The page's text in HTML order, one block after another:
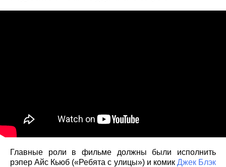
Главные роли в фильме должны были исполнить
рэпер Айс Кьюб («Ребята с улицы») и комик Джек Блэк